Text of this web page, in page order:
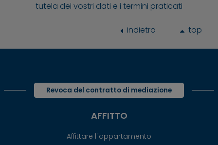
tutela dei vostri dati e i termini praticati
indietro top
Revoca del contratto di mediazione
AFFITTO
Affittare l´appartamento